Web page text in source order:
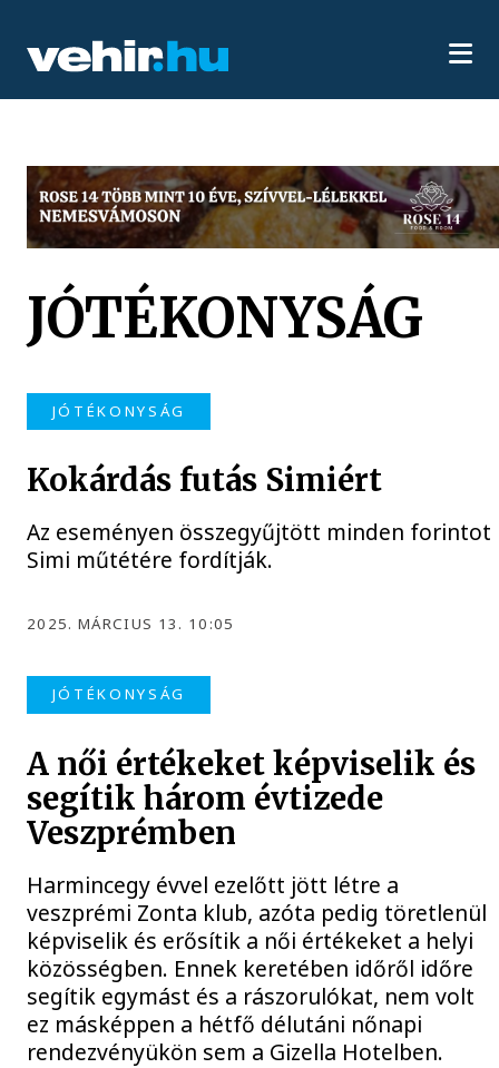
JÓTÉKONYSÁG
JÓTÉKONYSÁG
Kokárdás futás Simiért
Az eseményen összegyűjtött minden forintot
Simi műtétére fordítják.
2025. MÁRCIUS 13. 10:05
JÓTÉKONYSÁG
A női értékeket képviselik és
segítik három évtizede
Veszprémben
Harmincegy évvel ezelőtt jött létre a
veszprémi Zonta klub, azóta pedig töretlenül
képviselik és erősítik a női értékeket a helyi
közösségben. Ennek keretében időről időre
segítik egymást és a rászorulókat, nem volt
ez másképpen a hétfő délutáni nőnapi
rendezvényükön sem a Gizella Hotelben.